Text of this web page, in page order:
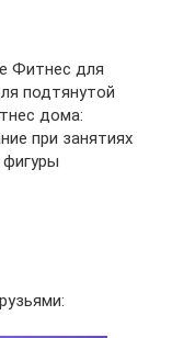
Фитнес для
подтянутой
дома:
при занятиях